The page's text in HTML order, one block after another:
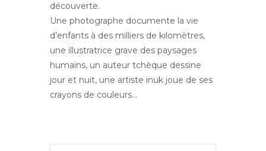
découverte.
Une photographe documente la vie
d’enfants à des milliers de kilomètres,
une illustratrice grave des paysages
humains, un auteur tchèque dessine
jour et nuit, une artiste inuk joue de ses
crayons de couleurs…